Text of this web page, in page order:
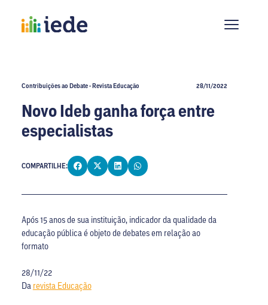
Contribuições ao Debate - Revista Educação 28/11/2022
Novo Ideb ganha força entre
especialistas
COMPARTILHE:
Após 15 anos de sua instituição, indicador da qualidade da
educação pública é objeto de debates em relação ao
formato
28/11/22
Da revista Educação